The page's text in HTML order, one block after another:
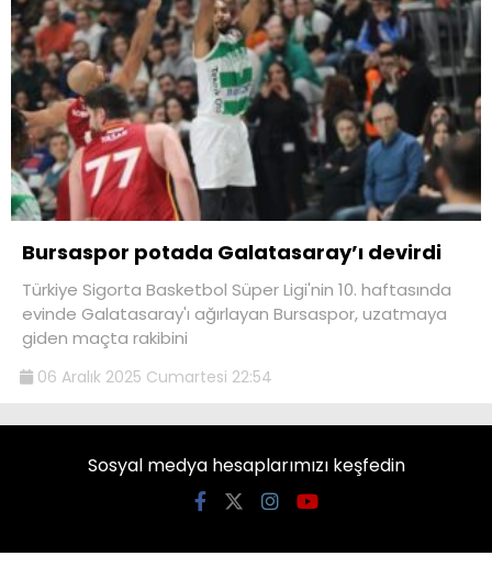
Bursaspor potada Galatasaray’ı devirdi
Türkiye Sigorta Basketbol Süper Ligi'nin 10. haftasında
evinde Galatasaray'ı ağırlayan Bursaspor, uzatmaya
giden maçta rakibini
06 Aralık 2025 Cumartesi 22:54
Sosyal medya hesaplarımızı keşfedin